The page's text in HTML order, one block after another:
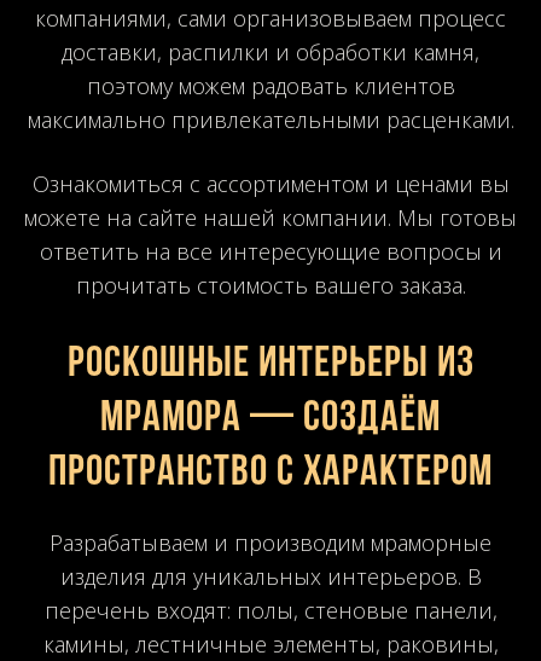
компаниями, сами организовываем процесс
доставки, распилки и обработки камня,
поэтому можем радовать клиентов
максимально привлекательными расценками.
Ознакомиться с ассортиментом и ценами вы
можете на сайте нашей компании. Мы готовы
ответить на все интересующие вопросы и
прочитать стоимость вашего заказа.
Роскошные интерьеры из
мрамора — создаём
пространство с характером
Разрабатываем и производим мраморные
изделия для уникальных интерьеров. В
перечень входят: полы, стеновые панели,
камины, лестничные элементы, раковины,